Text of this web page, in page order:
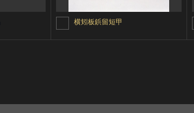
横矧板鋲留短甲